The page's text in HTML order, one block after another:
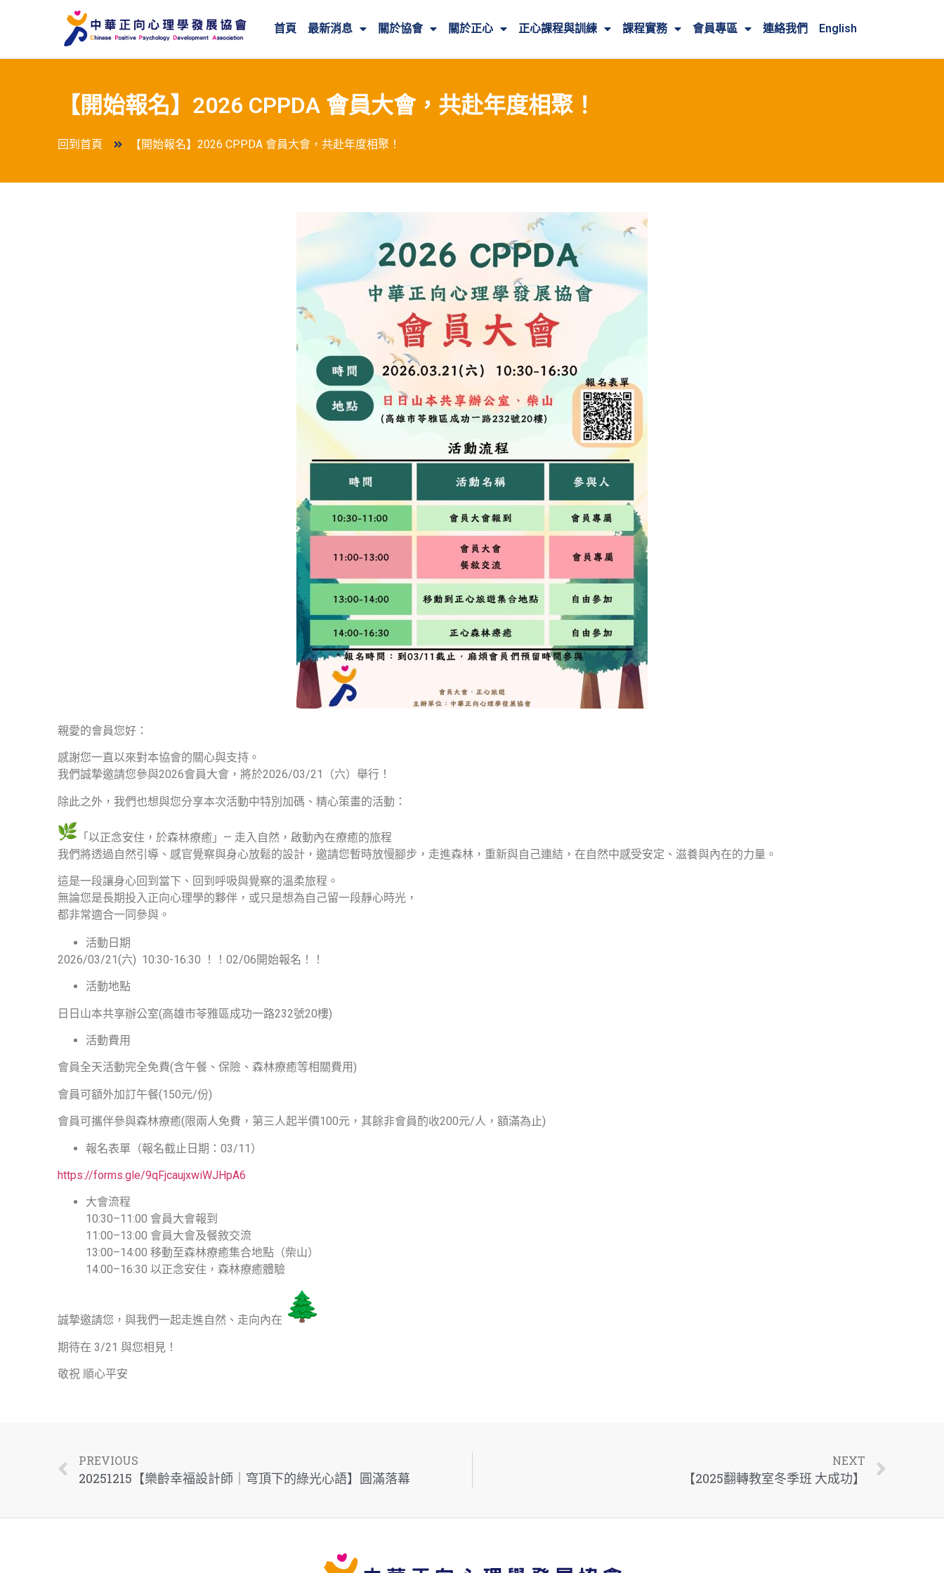
首頁 最新消息 關於協會 關於正心 正心課程與訓練 課程實務 會員專區 連絡我們 English
【開始報名】2026 CPPDA 會員大會，共赴年度相聚！
回到首頁 【開始報名】2026 CPPDA 會員大會，共赴年度相聚！
親愛的會員您好：
感謝您一直以來對本協會的關心與支持。
我們誠摯邀請您參與2026會員大會，將於2026/03/21（六）舉行！
除此之外，我們也想與您分享本次活動中特別加碼、 精心策畫的活動：
「以正念安住，於森林療癒」— 走入自然，啟動內在療癒的旅程
我們將透過自然引導、感官覺察與身心放鬆的設計， 邀請您暫時放慢腳步，走進森林，重新與自己連結， 在自然中感受安定、滋養與內在的力量。
這是一段讓身心回到當下、回到呼吸與覺察的溫柔旅程。
無論您是長期投入正向心理學的夥伴， 或只是想為自己留一段靜心時光，
都非常適合一同參與。
活動日期
2026/03/21(六) 10:30-16:30 ！！02/06開始報名！！
活動地點
日日山本共享辦公室(高雄市苓雅區成功一路232號20樓)
活動費用
會員全天活動完全免費(含午餐、保險、森林療癒等相關費用)
會員可額外加訂午餐(150元/份)
會員可攜伴參與森林療癒(限兩人免費，第三人起半價100元， 其餘非會員酌收200元/人，額滿為止)
報名表單（報名截止日期：03/11）
https://forms.gle/9qFjcaujxwiWJHpA6
大會流程
10:30–11:00 會員大會報到
11:00–13:00 會員大會及餐敘交流
13:00–14:00 移動至森林療癒集合地點（柴山）
14:00–16:30 以正念安住，森林療癒體驗
誠摯邀請您，與我們一起走進自然、走向內在
期待在 3/21 與您相見！
敬祝 順心平安
PREVIOUS
20251215【樂齡幸福設計師｜穹頂下的綠光心語】圓滿落幕
NEXT
【2025翻轉教室冬季班 大成功】